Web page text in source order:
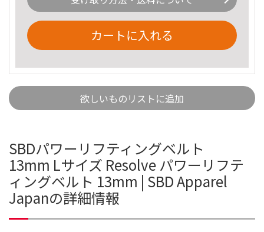
カートに入れる
欲しいものリストに追加
SBDパワーリフティングベルト
13mm Lサイズ Resolve パワーリフテ
ィングベルト 13mm | SBD Apparel
Japanの詳細情報